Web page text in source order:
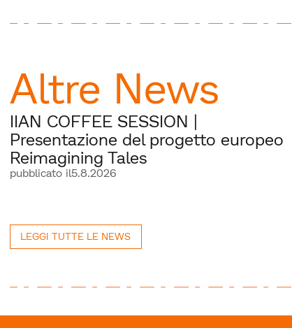
Altre News
IIAN COFFEE SESSION |
Presentazione del progetto europeo
Reimagining Tales
pubblicato il5.8.2026
LEGGI TUTTE LE NEWS